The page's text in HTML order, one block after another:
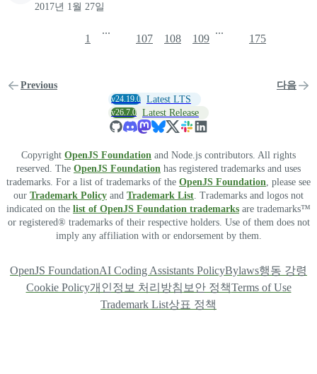
2017년 1월 27일
Previous
1
...
107 108 109
...
175
다음
v24.19.0 Latest LTS
v26.7.0 Latest Release
Copyright OpenJS Foundation and Node.js contributors. All rights
reserved. The OpenJS Foundation has registered trademarks and uses
trademarks. For a list of trademarks of the OpenJS Foundation , please see
our Trademark Policy and Trademark List . Trademarks and logos not
indicated on the list of OpenJS Foundation trademarks are trademarks™
or registered® trademarks of their respective holders. Use of them does not
imply any affiliation with or endorsement by them.
OpenJS FoundationAI Coding Assistants PolicyBylaws행동 강령
Cookie Policy개인정보 처리방침 보안 정책Terms of Use
Trademark List상표 정책